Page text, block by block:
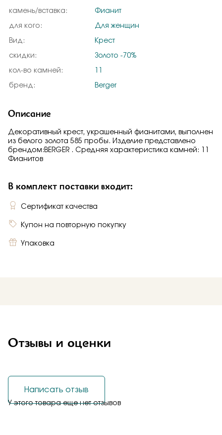
камень/вставка: Фианит
для кого: Для женщин
Вид: Крест
скидки: Золото -70%
кол-во камней:
бренд: Berger
Описание
Декоративный крест, украшенный фианитами, выполнен
из белого золота 585 пробы. Изделие представлено
брендом:BERGER . Средняя характеристика камней: 11
Фианитов
В комплект поставки входит:
Сертификат качества
Купон на повторную покупку
Упаковка
Отзывы и оценки
У этого товара еще нет отзывов
Написать отзыв